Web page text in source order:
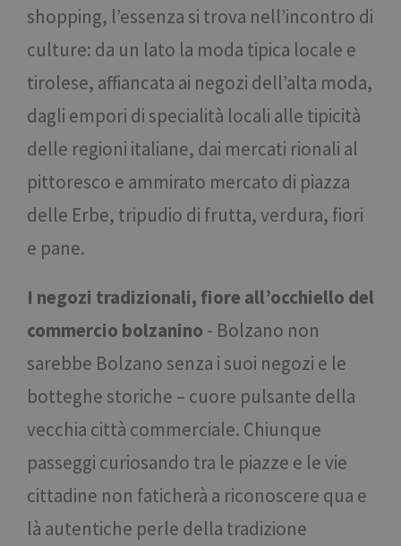
shopping, l’essenza si trova nell’incontro di
culture: da un lato la moda tipica locale e
tirolese, affiancata ai negozi dell’alta moda,
dagli empori di specialità locali alle tipicità
delle regioni italiane, dai mercati rionali al
pittoresco e ammirato mercato di piazza
delle Erbe, tripudio di frutta, verdura, fiori
e pane.
I negozi tradizionali, fiore all’occhiello del
commercio bolzanino - Bolzano non
sarebbe Bolzano senza i suoi negozi e le
botteghe storiche – cuore pulsante della
vecchia città commerciale. Chiunque
passeggi curiosando tra le piazze e le vie
cittadine non faticherà a riconoscere qua e
là autentiche perle della tradizione